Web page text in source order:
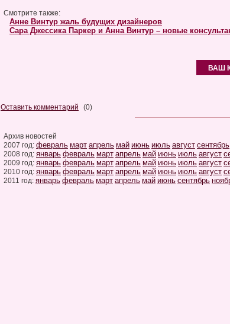
Смотрите также:
Анне Винтур жаль будущих дизайнеров
Сара Джессика Паркер и Анна Винтур – новые
ВАШ
Оставить комментарий (0)
Архив новостей
2007 год: февраль март апрель май июнь июль август сентябрь
2008 год: январь февраль март апрель май июнь июль август
2009 год: январь февраль март апрель май июнь июль август
2010 год: январь февраль март апрель май июнь июль август
2011 год: январь февраль март апрель май июнь сентябрь